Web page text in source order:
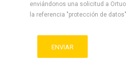
enviándonos una solicitud a
la referencia "protección de
ENVIAR